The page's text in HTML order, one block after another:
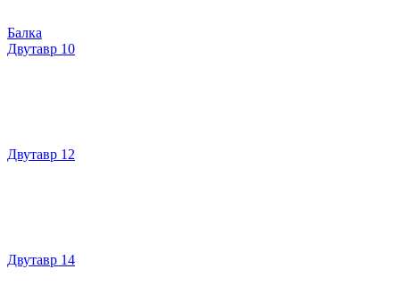
Балка
Двутавр 10
Двутавр 12
Двутавр 14